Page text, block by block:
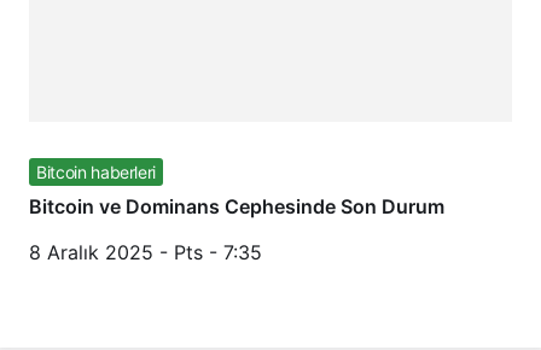
Bitcoin haberleri
Bitcoin ve Dominans Cephesinde Son Durum
8 Aralık 2025 - Pts - 7:35